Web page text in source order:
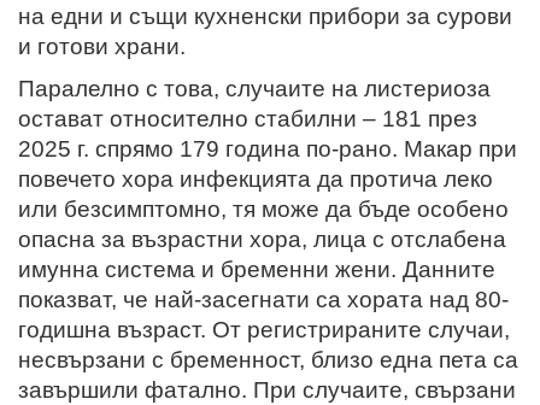
на едни и същи кухненски прибори за сурови
и готови храни.
Паралелно с това, случаите на листериоза
остават относително стабилни – 181 през
2025 г. спрямо 179 година по-рано. Макар при
повечето хора инфекцията да протича леко
или безсимптомно, тя може да бъде особено
опасна за възрастни хора, лица с отслабена
имунна система и бременни жени. Данните
показват, че най-засегнати са хората над 80-
годишна възраст. От регистрираните случаи,
несвързани с бременност, близо една пета са
завършили фатално. При случаите, свързани